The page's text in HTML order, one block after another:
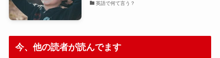
英語で何て言う？
今、他の読者が読んでます